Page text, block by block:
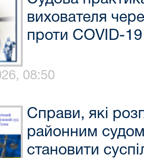
вихователя
проти COVID-
08:50
Справи, які
районним
становити